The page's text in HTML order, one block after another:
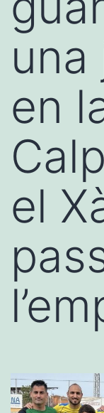
una
en
el